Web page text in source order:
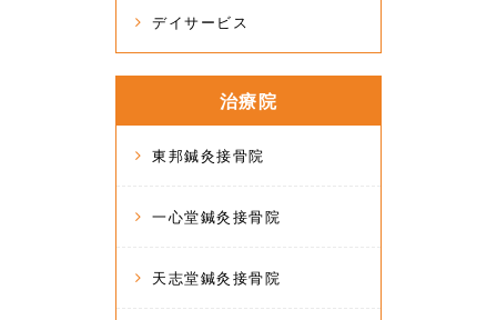
デイサービス
治療院
東邦鍼灸接骨院
一心堂鍼灸接骨院
天志堂鍼灸接骨院